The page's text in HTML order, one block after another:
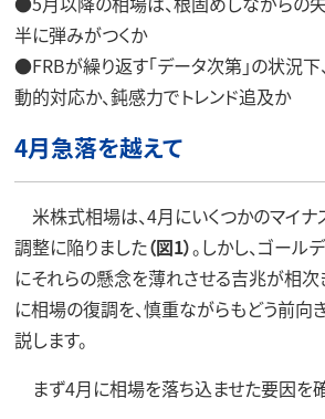
半に弾みがつくか
●FRBが繰り返す「データ次第」の状況
動的対応か、鈍感力でトレンド追及か
4月急落を越えて
米株式相場は、4月にいくつかのマイナ
調整に陥りました（図1）。しかし、ゴール
にそれらの懸念を薄れさせる吉兆が相次
に相場の復調を、慎重ながらもどう前向
説します。
まず4月に相場を落ち込ませた要因を確